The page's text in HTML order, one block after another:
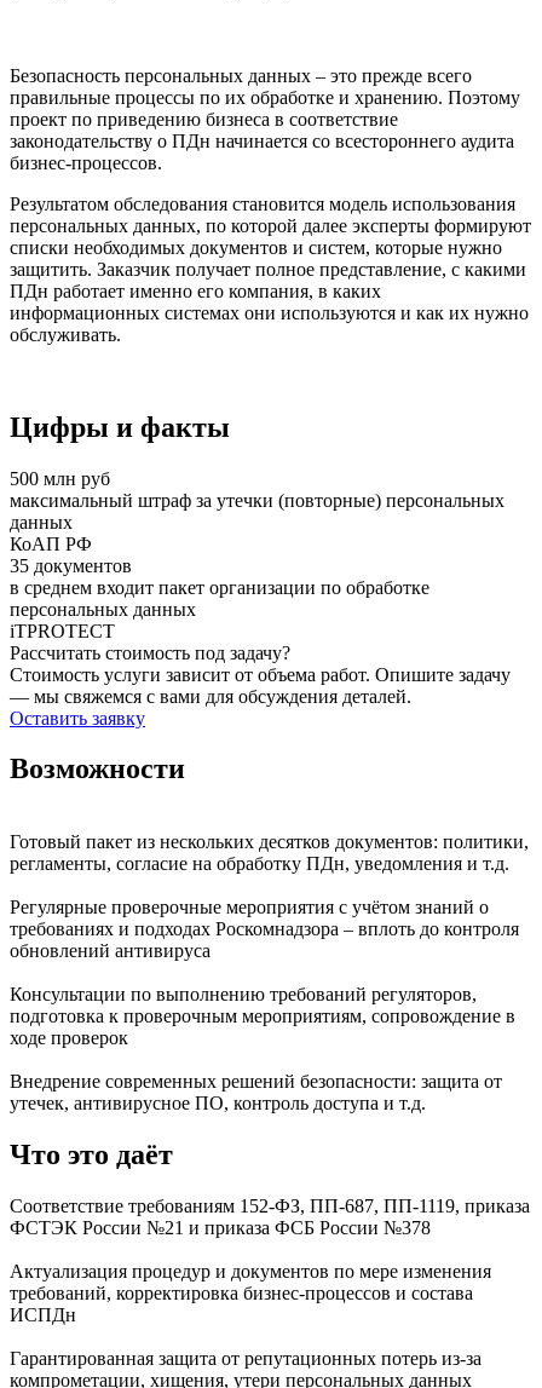
Безопасность персональных данных – это прежде всего
правильные процессы по их обработке и хранению. Поэтому
проект по приведению бизнеса в соответствие
законодательству о ПДн начинается со всестороннего аудита
бизнес-процессов.
Результатом обследования становится модель использования
персональных данных, по которой далее эксперты формируют
списки необходимых документов и систем, которые нужно
защитить. Заказчик получает полное представление, с какими
ПДн работает именно его компания, в каких
информационных системах они используются и как их нужно
обслуживать.
Цифры и факты
500 млн руб
максимальный штраф за утечки (повторные) персональных
данных
КоАП РФ
35 документов
в среднем входит пакет организации по обработке
персональных данных
iTPROTECT
Рассчитать стоимость под задачу?
Стоимость услуги зависит от объема работ. Опишите задачу
— мы свяжемся с вами для обсуждения деталей.
Оставить заявку
Возможности
Готовый пакет из нескольких десятков документов: политики,
регламенты, согласие на обработку ПДн, уведомления и т.д.
Регулярные проверочные мероприятия с учётом знаний о
требованиях и подходах Роскомнадзора – вплоть до контроля
обновлений антивируса
Консультации по выполнению требований регуляторов,
подготовка к проверочным мероприятиям, сопровождение в
ходе проверок
Внедрение современных решений безопасности: защита от
утечек, антивирусное ПО, контроль доступа и т.д.
Что это даёт
Соответствие требованиям 152-ФЗ, ПП-687, ПП-1119, приказа
ФСТЭК России №21 и приказа ФСБ России №378
Актуализация процедур и документов по мере изменения
требований, корректировка бизнес-процессов и состава
ИСПДн
Гарантированная защита от репутационных потерь из-за
компрометации, хищения, утери персональных данных